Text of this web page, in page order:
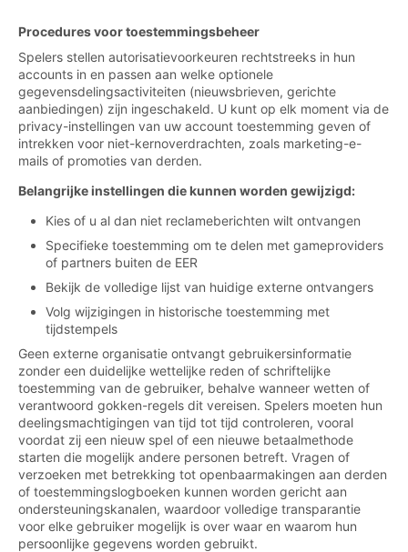
Procedures voor toestemmingsbeheer
Spelers stellen autorisatievoorkeuren rechtstreeks in hun
accounts in en passen aan welke optionele
gegevensdelingsactiviteiten (nieuwsbrieven, gerichte
aanbiedingen) zijn ingeschakeld. U kunt op elk moment via de
privacy-instellingen van uw account toestemming geven of
intrekken voor niet-kernoverdrachten, zoals marketing-e-
mails of promoties van derden.
Belangrijke instellingen die kunnen worden gewijzigd:
Kies of u al dan niet reclameberichten wilt ontvangen
Specifieke toestemming om te delen met gameproviders
of partners buiten de EER
Bekijk de volledige lijst van huidige externe ontvangers
Volg wijzigingen in historische toestemming met
tijdstempels
Geen externe organisatie ontvangt gebruikersinformatie
zonder een duidelijke wettelijke reden of schriftelijke
toestemming van de gebruiker, behalve wanneer wetten of
verantwoord gokken-regels dit vereisen. Spelers moeten hun
deelingsmachtigingen van tijd tot tijd controleren, vooral
voordat zij een nieuw spel of een nieuwe betaalmethode
starten die mogelijk andere personen betreft. Vragen of
verzoeken met betrekking tot openbaarmakingen aan derden
of toestemmingslogboeken kunnen worden gericht aan
ondersteuningskanalen, waardoor volledige transparantie
voor elke gebruiker mogelijk is over waar en waarom hun
persoonlijke gegevens worden gebruikt.